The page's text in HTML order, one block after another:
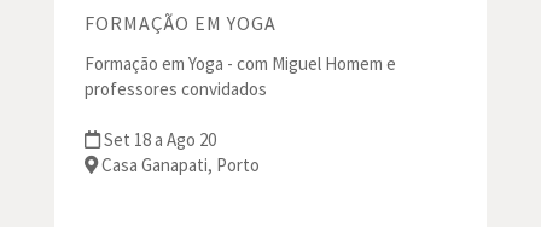
FORMAÇÃO EM YOGA
Formação em Yoga - com Miguel Homem e
professores convidados
Set 18 a Ago 20
Casa Ganapati, Porto